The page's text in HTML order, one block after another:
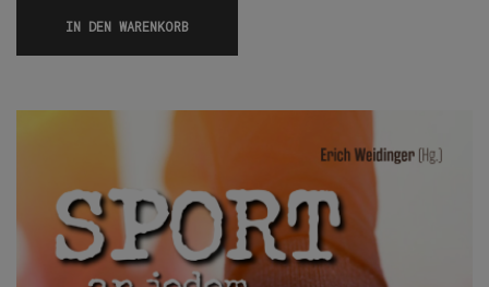
IN DEN WARENKORB